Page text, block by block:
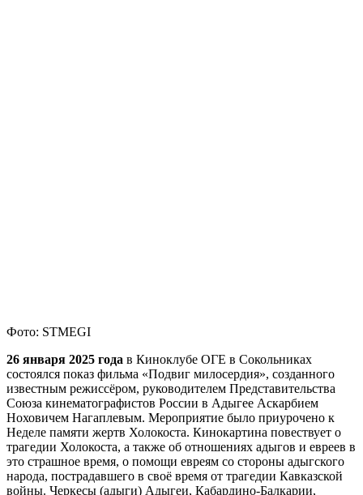
Фото: STMEGI
26 января 2025 года в Киноклубе ОГЕ в Сокольниках
состоялся показ фильма «Подвиг милосердия», созданного
известным режиссёром, руководителем Представительства
Союза кинематографистов России в Адыгее Аскарбием
Ноховичем Нагаплевым. Мероприятие было приурочено к
Неделе памяти жертв Холокоста. Кинокартина повествует о
трагедии Холокоста, а также об отношениях адыгов и евреев в
это страшное время, о помощи евреям со стороны адыгского
народа, пострадавшего в своё время от трагедии Кавказской
войны. Черкесы (адыги) Адыгеи, Кабардино-Балкарии,